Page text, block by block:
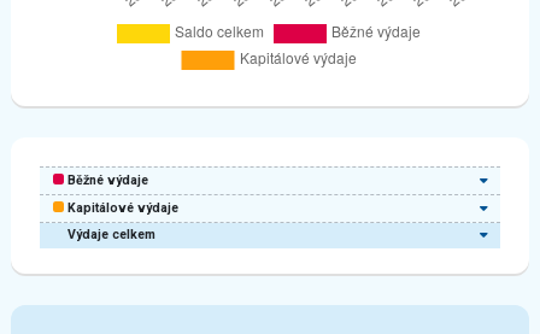
Výdaje celkem
Běžné výdaje
Kapitálové výdaje